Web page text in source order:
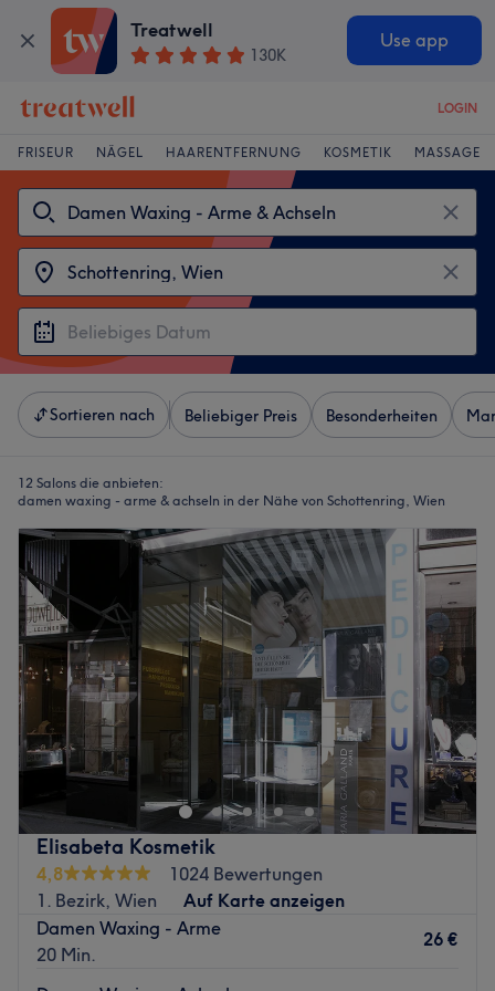
Treatwell
130K
Use app
LOGIN
FRISEUR NÄGEL HAARENTFERNUNG KOSMETIK MASSAGE
Sortieren nach Beliebiger Preis Besonderheiten
12 Salons die anbieten:
damen waxing - arme & achseln in der Nähe von Schottenring, Wien
Elisabeta Kosmetik
4,8
1024 Bewertungen
1. Bezirk, Wien
Auf Karte anzeigen
Damen Waxing - Arme
20 Min.
26 €